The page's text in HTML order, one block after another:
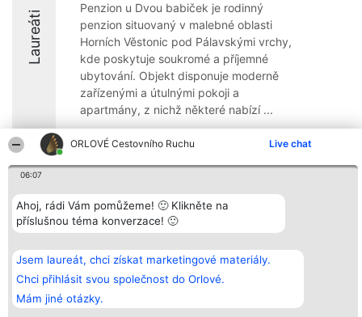
ORLOVÉ Cestovního Ruchu Live chat
06:07
Ahoj, rádi Vám pomůžeme! 🙂 Klikněte na
příslušnou téma konverzace! 🙂
Jsem laureát, chci získat marketingové materiály.
Chci přihlásit svou společnost do Orlové.
Mám jiné otázky.
Laureáti
Penzion u Dvou babiček je rodinný
penzion situovaný v malebné oblasti
Horních Věstonic pod Pálavskými vrchy,
kde poskytuje soukromé a příjemné
ubytování. Objekt disponuje moderně
zařízenými a útulnými pokoji a
apartmány, z nichž některé nabízí ...
Organizátor hlasování
Bright Side Solutions sp. z o.
o. sp. k.
ul. Ruska 22
KRS 0000749100 | Regon
381313360 | NIP 8943132676
Plebiscyt
Vítězové
Seznam všech
laureátů
Pravidla
ochrany
Kontakt